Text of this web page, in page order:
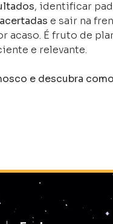
, identificar
acertadas e sair na
acaso. É fruto de
e relevante.
e descubra